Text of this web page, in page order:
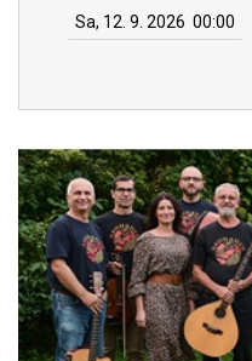
Sa, 12. 9. 2026 00:00